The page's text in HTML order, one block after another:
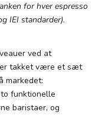
for hver espresso
IEI standarder).
ved at
takket være et sæt
markedet:
funktionelle
baristaer, og